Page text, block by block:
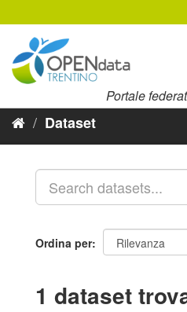
al
contenuto
Portale
Dataset
Ordina per
1 dataset